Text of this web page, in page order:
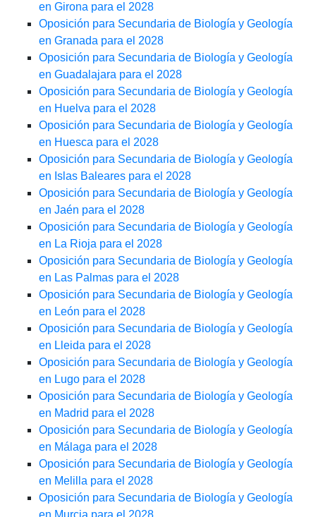
en Girona para el 2028
Oposición para Secundaria de Biología y Geología
en Granada para el 2028
Oposición para Secundaria de Biología y Geología
en Guadalajara para el 2028
Oposición para Secundaria de Biología y Geología
en Huelva para el 2028
Oposición para Secundaria de Biología y Geología
en Huesca para el 2028
Oposición para Secundaria de Biología y Geología
en Islas Baleares para el 2028
Oposición para Secundaria de Biología y Geología
en Jaén para el 2028
Oposición para Secundaria de Biología y Geología
en La Rioja para el 2028
Oposición para Secundaria de Biología y Geología
en Las Palmas para el 2028
Oposición para Secundaria de Biología y Geología
en León para el 2028
Oposición para Secundaria de Biología y Geología
en Lleida para el 2028
Oposición para Secundaria de Biología y Geología
en Lugo para el 2028
Oposición para Secundaria de Biología y Geología
en Madrid para el 2028
Oposición para Secundaria de Biología y Geología
en Málaga para el 2028
Oposición para Secundaria de Biología y Geología
en Melilla para el 2028
Oposición para Secundaria de Biología y Geología
en Murcia para el 2028